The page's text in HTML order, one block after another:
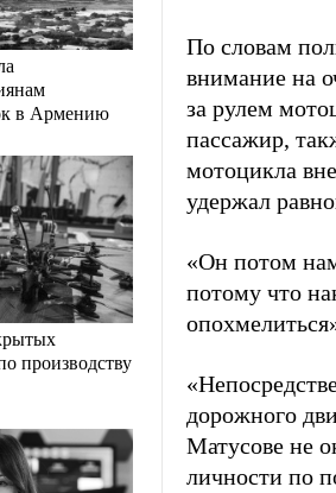
в Армению
производству
По словам
внимание на
за рулем
пассажир,
мотоцикла
удержал
«Он потом
потому что
дорожного
Матусове не
личности по